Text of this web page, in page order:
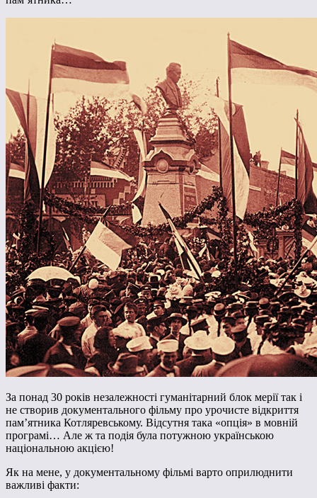
За понад 30 років незалежності гуманітарний блок мерії так і
не створив документального фільму про урочисте відкриття
пам’ятника Котляревському. Відсутня така «опція» в мовній
програмі… Але ж та подія була потужною українською
національною акцією!
Як на мене, у документальному фільмі варто оприлюднити
важливі факти: